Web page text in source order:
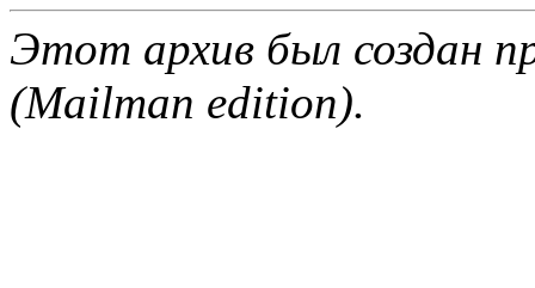
Этот архив был создан
(Mailman edition).